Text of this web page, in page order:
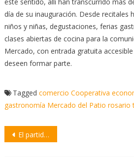
este sentido, allí han transcurrido más
día de su inauguración. Desde recitales
niños y niñas, degustaciones, ferias
clases abiertas de cocina para la
Mercado, con entrada gratuita
deseen formar parte.
Tagged comercio Cooperativa
gastronomía Mercado del Patio rosario
Navegación
El partido PARES decidió apoyar la fórmula Fernández-Fernández